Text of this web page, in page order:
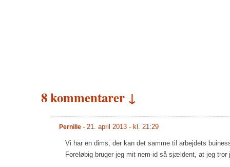
8 kommentarer ↓
Pernille - 21. april 2013 - kl. 21:29
Vi har en dims, der kan det samme til arbejdets
Foreløbig bruger jeg mit nem-id så sjældent, at jeg